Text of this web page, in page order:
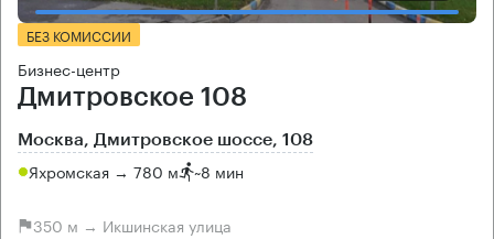
БЕЗ КОМИССИИ
Бизнес-центр
Дмитровское 108
Москва, Дмитровское шоссе, 108
Яхромская → 780 м ~8 мин
350 м → Икшинская улица